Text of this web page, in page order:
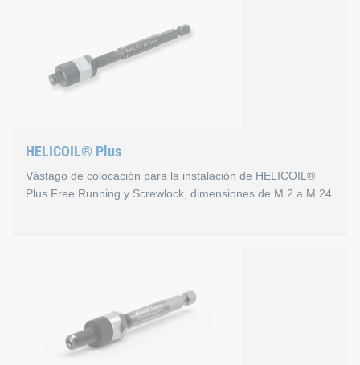
HELICOIL® Plus
Vástago de colocación para la instalación de HELICOIL®
Plus Free Running y Screwlock, dimensiones de M 2 a M 24
Apto para las siguientes máquinas de colocación
Máquinas de colocación HELICOIL® eléctricas: